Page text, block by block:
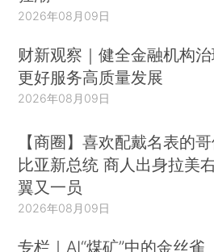
2026年08月09日
财新观察｜健全金融机构治
更好服务高质量发展
2026年08月09日
【商圈】喜欢配戴名表的
比亚新总统 商人出身拉美
翼又一员
2026年08月09日
专栏｜AI“煤矿”中的金丝雀